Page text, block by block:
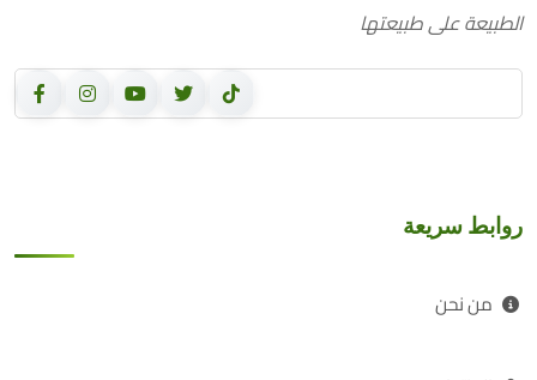
الطبيعة على طبيعتها
روابط سريعة
من نحن